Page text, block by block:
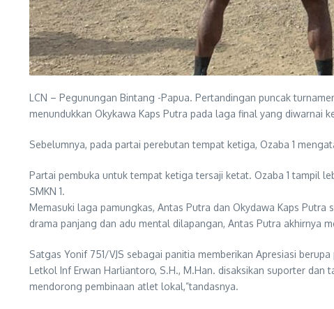
LCN – Pegunungan Bintang -Papua. Pertandingan puncak
menundukkan Okykawa Kaps Putra pada laga final yang diwarnai
Sebelumnya, pada partai perebutan tempat ketiga, Ozaba 1
Partai pembuka untuk tempat ketiga tersaji ketat. Ozaba 1 tampil
SMKN 1.
Memasuki laga pamungkas, Antas Putra dan Okydawa Kaps
drama panjang dan adu mental dilapangan, Antas Putra akhirnya
Satgas Yonif 751/VJS sebagai panitia memberikan Apresiasi
Letkol Inf Erwan Harliantoro, S.H., M.Han. disaksikan suporter
mendorong pembinaan atlet lokal,”tandasnya.